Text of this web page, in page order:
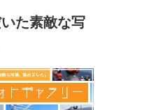
た素敵な写